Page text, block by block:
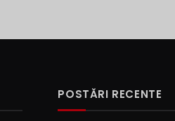
POSTĂRI RECENTE